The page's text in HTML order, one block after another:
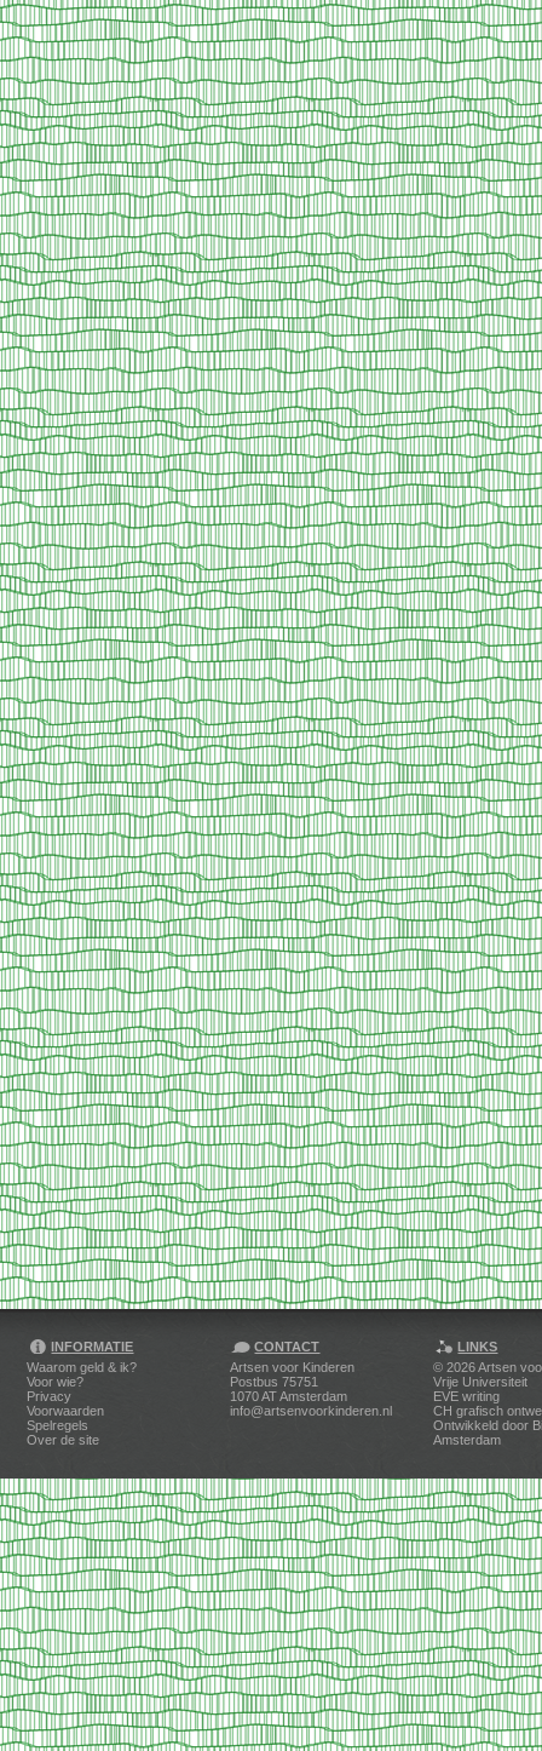
INFORMATIE
Waarom geld & ik?
Voor wie?
Privacy
Voorwaarden
Spelregels
Over de site
CONTACT
Artsen voor Kinderen
Postbus 75751
1070 AT Amsterdam
info@artsenvoorkinderen.nl
LINKS
© 2026Artsen
Vrije Universiteit
EVE writing
CH grafisch
Ontwikkeld door
Amsterdam